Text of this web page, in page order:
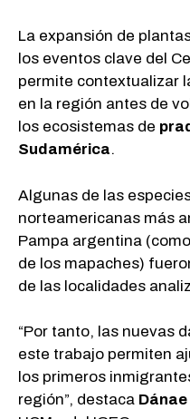
La expansión de
los eventos clave del
permite contextualizar
en la región antes de
los ecosistemas de
Sudamérica.
Algunas de las
norteamericanas más
Pampa argentina
de los mapaches)
de las localidades
“Por tanto, las nuevas
este trabajo permiten
los primeros
región”, destaca